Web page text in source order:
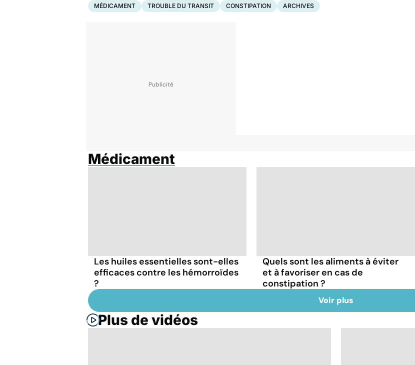
MÉDICAMENT TROUBLE DU TRANSIT CONSTIPATION ARCHIVES
Médicament
Les huiles essentielles sont-elles
efficaces contre les hémorroïdes
?
Quels sont les aliments à éviter
et à favoriser en cas de
constipation ?
Voir plus
Plus de vidéos